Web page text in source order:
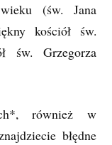
(św. Jana
kościół św.
św. Grzegorza
również w
błędne